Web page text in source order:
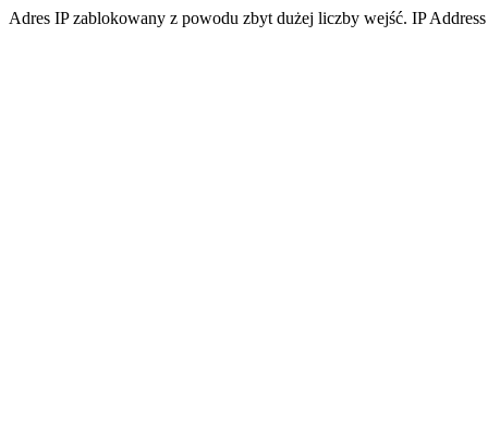
Adres IP zablokowany z powodu zbyt dużej liczby wejść. IP